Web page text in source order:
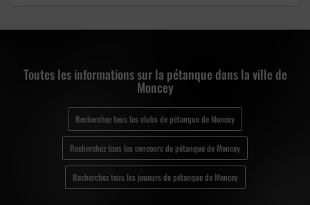
Toutes les informations sur la pétanque dans la ville de
Moncey
Recherchez tous les clubs de pétanque de Moncey
Recherchez tous les concours de pétanque de Moncey
Recherchez tous les joueurs de pétanque de Moncey